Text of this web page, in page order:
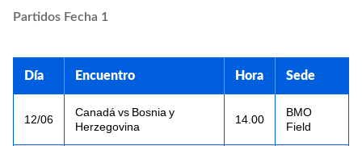
Partidos Fecha 1
Día Encuentro Hora Sede
12/06
Canadá vs Bosnia y
Herzegovina
14.00
BMO
Field